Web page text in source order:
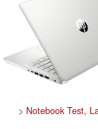
> Notebook Test,